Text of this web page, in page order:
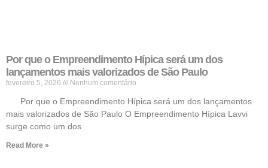
Por que o Empreendimento Hípica será um dos
lançamentos mais valorizados de São Paulo
fevereiro 5, 2026 Nenhum comentário
Por que o Empreendimento Hípica será um dos lançamentos
mais valorizados de São Paulo O Empreendimento Hípica Lavvi
surge como um dos
Read More »